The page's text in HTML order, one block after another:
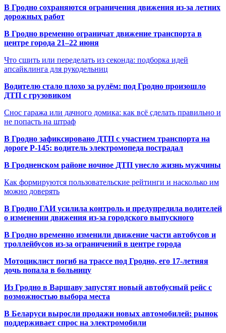
В Гродно сохраняются ограничения движения из-за летних
дорожных работ
В Гродно временно ограничат движение транспорта в
центре города 21–22 июня
Что сшить или переделать из секонда: подборка идей
апсайклинга для рукодельниц
Водителю стало плохо за рулём: под Гродно произошло
ДТП с грузовиком
Снос гаража или дачного домика: как всё сделать правильно и
не попасть на штраф
В Гродно зафиксировано ДТП с участием транспорта на
дороге Р-145: водитель электромопеда пострадал
В Гродненском районе ночное ДТП унесло жизнь мужчины
Как формируются пользовательские рейтинги и насколько им
можно доверять
В Гродно ГАИ усилила контроль и предупредила водителей
о изменении движения из-за городского выпускного
В Гродно временно изменили движение части автобусов и
троллейбусов из-за ограничений в центре города
Мотоциклист погиб на трассе под Гродно, его 17-летняя
дочь попала в больницу
Из Гродно в Варшаву запустят новый автобусный рейс с
возможностью выбора места
В Беларуси выросли продажи новых автомобилей: рынок
поддерживает спрос на электромобили